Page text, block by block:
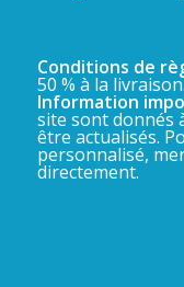
Conditions de
50 % à la
Information
site sont donnés
être actualisés.
personnalisé,
directement.